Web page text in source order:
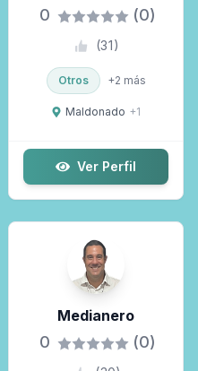
Effata.
0 (0)
(31)
Otros +2 más
Maldonado +1
Ver Perfil
Medianero
0 (0)